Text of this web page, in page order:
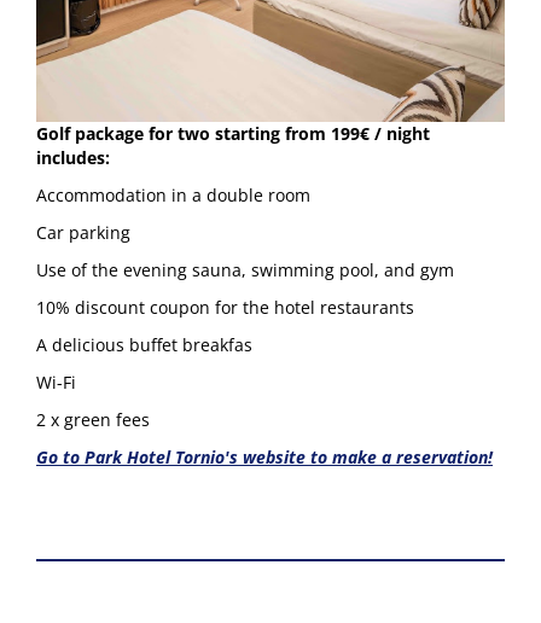
Golf package for two starting from 199€ / night
includes:
Accommodation in a double room
Car parking
Use of the evening sauna, swimming pool, and gym
10% discount coupon for the hotel restaurants
A delicious buffet breakfas
Wi-Fi
2 x green fees
Go to Park Hotel Tornio's website to make a reservation!